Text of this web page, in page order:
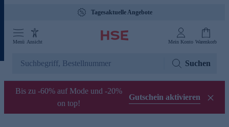
Tagesaktuelle Angebote
Menü Ansicht Mein Konto Warenkorb
Suchen
Bis zu -60% auf Mode und -20%
on top!
Gutschein aktivieren